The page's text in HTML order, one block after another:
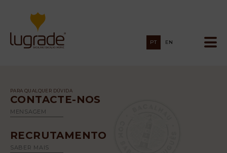
PT EN
PARA QUALQUER DÚVIDA
CONTACTE-NOS
MENSAGEM
RECRUTAMENTO
SABER MAIS